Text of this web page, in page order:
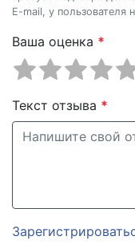
E-mail, у пользователя
Ваша оценка *
Текст отзыва *